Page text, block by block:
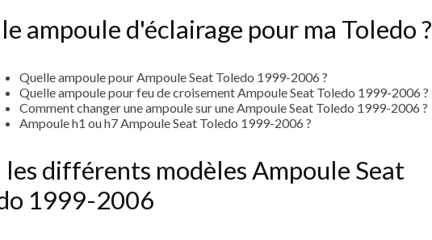
ampoule d'éclairage pour ma Toledo ?
Quelle ampoule pour Ampoule Seat Toledo 1999-2006 ?
Quelle ampoule pour feu de croisement Ampoule Seat Toledo 1999-2006 ?
Comment changer une ampoule sur une Ampoule Seat Toledo 1999-2006 ?
Ampoule h1 ou h7 Ampoule Seat Toledo 1999-2006 ?
les différents modèles Ampoule Seat
1999-2006